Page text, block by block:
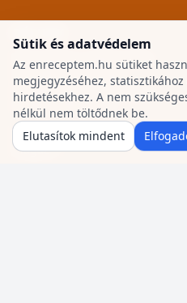
Énreceptem Legfinomabb
receptek – közösségi
receptmegosztó, meleg és
modern köntösben.
Főoldal
• Receptek
•
Magazin
Sütik és adatvédelem
Az enreceptem.hu sütiket
megjegyzéséhez,
hirdetésekhez. A nem
nélkül nem töltődnek be.
Elutasítok mindent